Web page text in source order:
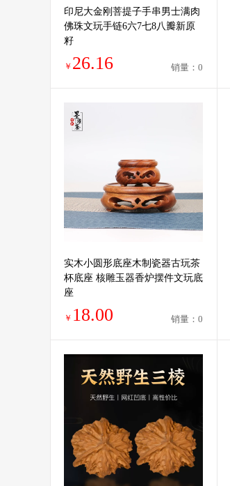
印尼大金刚菩提子手串男士满肉
佛珠文玩手链6六7七8八瓣新原
籽
￥ 26.16 销量：0
实木小圆形底座木制瓷器古玩茶
杯底座 核雕玉器香炉摆件文玩底
座
￥ 18.00 销量：0